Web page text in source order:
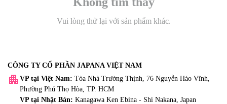
Vui lòng thử lại với sản phẩm khác.
CÔNG TY CỔ PHẦN JAPANA VIỆT NAM
apartment VP tại Việt Nam: Tòa Nhà Trường Thịnh, 76 Nguyễn Háo Vĩnh,
Phường Phú Thọ Hòa, TP. HCM
VP tại Nhật Bản: Kanagawa Ken Ebina - Shi Nakana, Japan